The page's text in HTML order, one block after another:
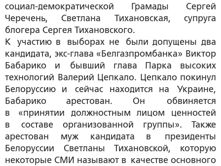
социал-демократической Грамады Сергей
Черечень, Светлана Тихановская, супруга
блогера Сергея Тихановского.
К участию в выборах не были допущены два
кандидата, экс-глава «Белгазпромбанка» Виктор
Бабарико и бывший глава Парка высоких
технологий Валерий Цепкало. Цепкало покинул
Белоруссию и сейчас находится на Украине,
Бабарико арестован. Он обвиняется
в «принятии должностным лицом ценностей
в составе организованной группы». Также
арестован муж кандидата в президенты
Белоруссии Светланы Тихановской, которую
некоторые СМИ называют в качестве основного